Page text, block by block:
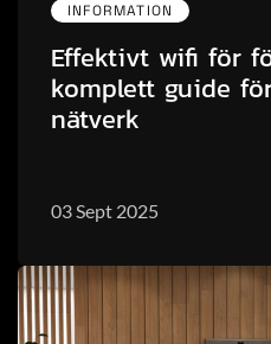
INFORMATION
Effektivt wifi för
komplett guide
nätverk
03 Sept 2025